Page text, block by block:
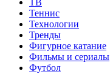
ТВ
Теннис
Технологии
Тренды
Фигурное катание
Фильмы и сериалы
Футбол